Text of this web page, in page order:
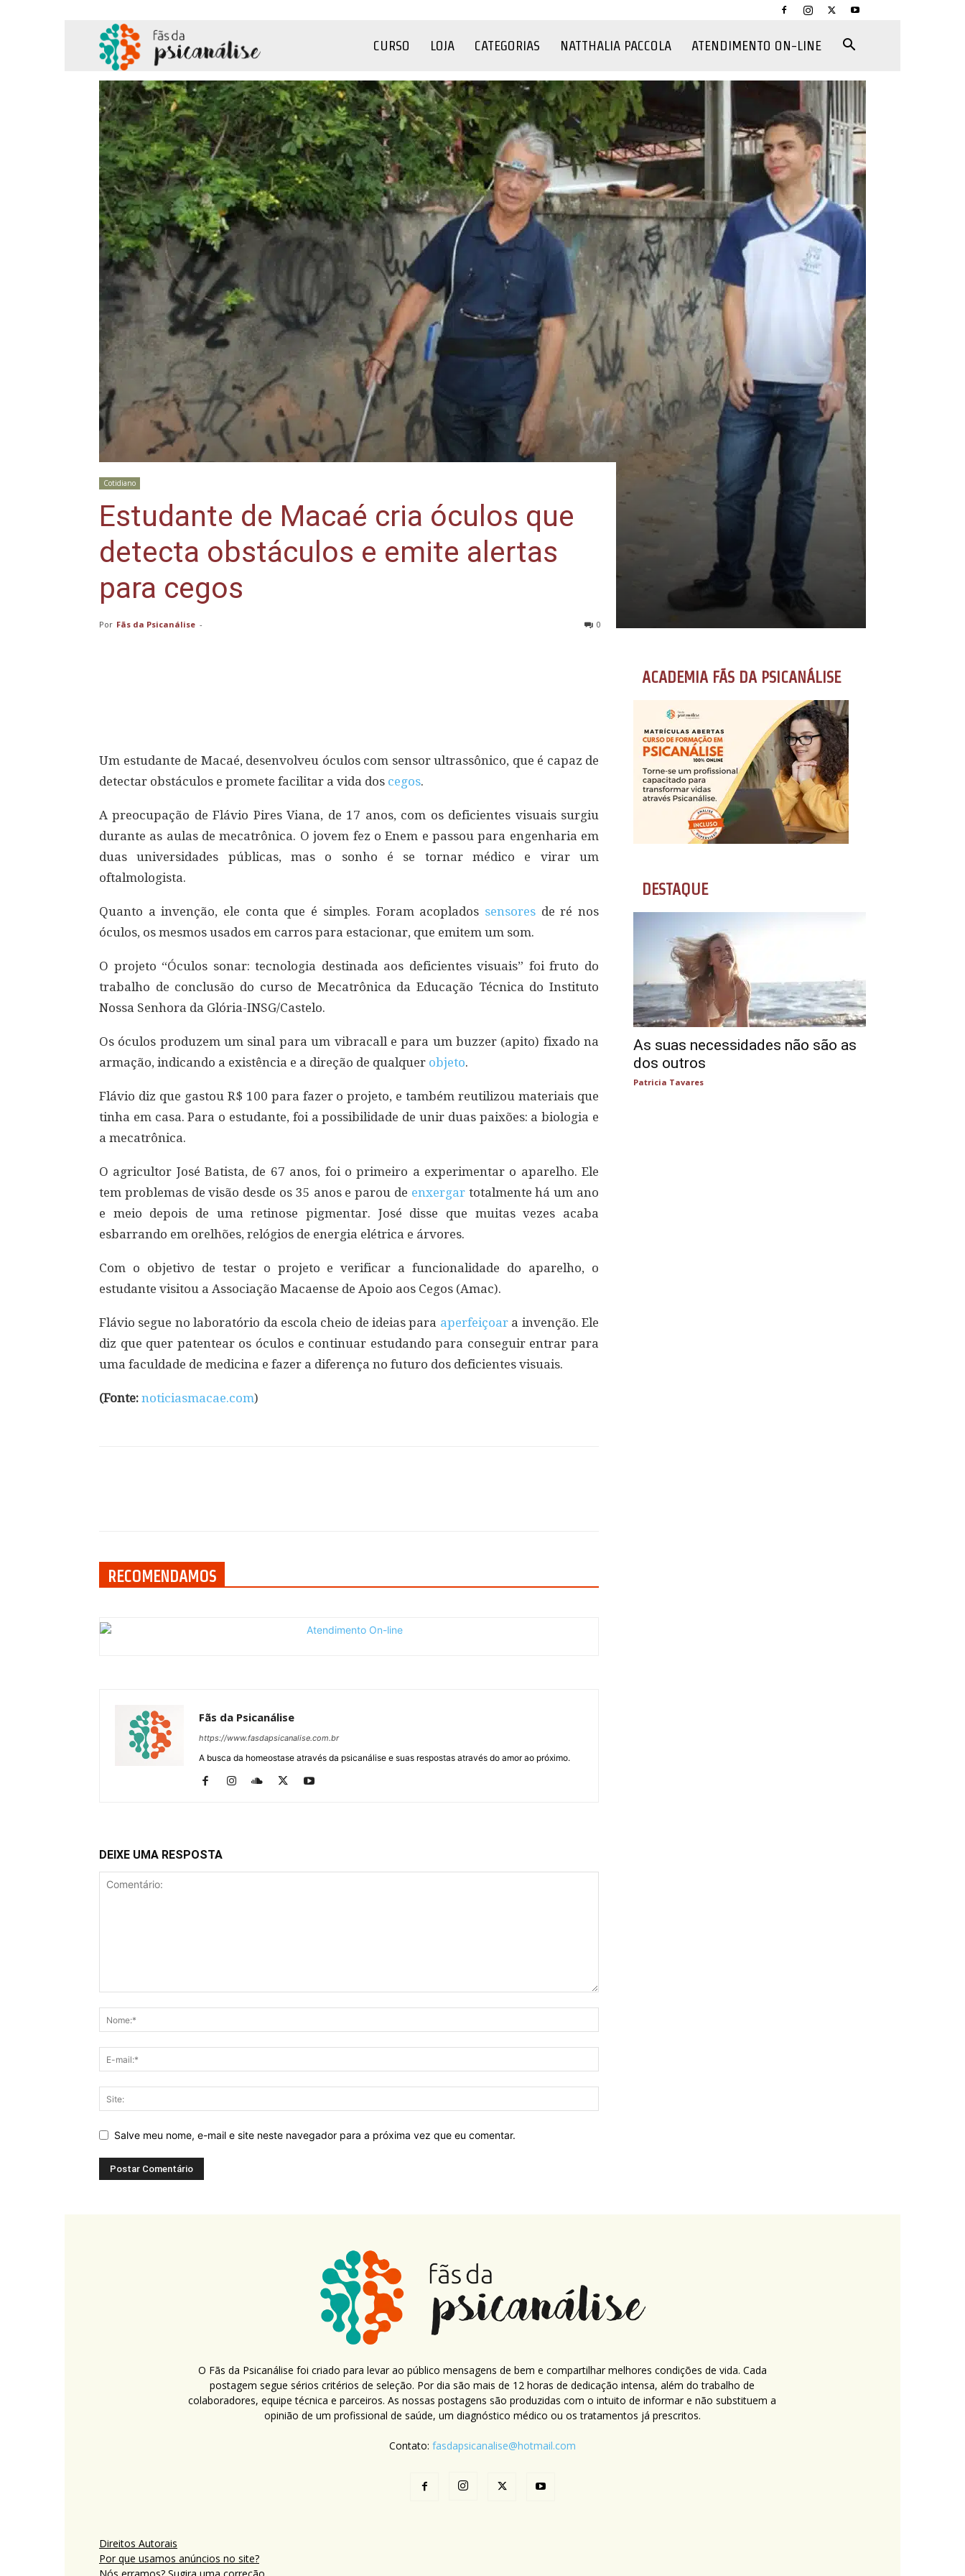
da
Psicanálise
CURSO LOJA CATEGORIAS NATTHALIA PACCOLA ATENDIMENTO ON-LINE
Cotidiano
Estudante de Macaé cria óculos que
detecta obstáculos e emite alertas
para cegos
Por Fãs da Psicanálise - 0
Um estudante de Macaé, desenvolveu óculos com sensor ultrassônico, que é capaz de
detectar obstáculos e promete facilitar a vida dos cegos.
A preocupação de Flávio Pires Viana, de 17 anos, com os deficientes visuais surgiu
durante as aulas de mecatrônica. O jovem fez o Enem e passou para engenharia em
duas universidades públicas, mas o sonho é se tornar médico e virar um
oftalmologista.
Quanto a invenção, ele conta que é simples. Foram acoplados sensoresde ré nos
óculos, os mesmos usados em carros para estacionar, que emitem um som.
O projeto “Óculos sonar: tecnologia destinada aos deficientes visuais” foi fruto do
trabalho de conclusão do curso de Mecatrônica da Educação Técnica do Instituto
Nossa Senhora da Glória-INSG/Castelo.
Os óculos produzem um sinal para um vibracall e para um buzzer (apito) fixado na
armação, indicando a existência e a direção de qualquer objeto.
Flávio diz que gastou R$ 100 para fazer o projeto, e também reutilizou materiais que
tinha em casa. Para o estudante, foi a possibilidade de unir duas paixões: a biologia e
a mecatrônica.
O agricultor José Batista, de 67 anos, foi o primeiro a experimentar o aparelho. Ele
tem problemas de visão desde os 35 anos e parou de enxergartotalmente há um ano
e meio depois de uma retinose pigmentar. José disse que muitas vezes acaba
esbarrando em orelhões, relógios de energia elétrica e árvores.
Com o objetivo de testar o projeto e verificar a funcionalidade do aparelho, o
estudante visitou a Associação Macaense de Apoio aos Cegos (Amac).
Flávio segue no laboratório da escola cheio de ideias para aperfeiçoara invenção. Ele
diz que quer patentear os óculos e continuar estudando para conseguir entrar para
uma faculdade de medicina e fazer a diferença no futuro dos deficientes visuais.
(Fonte: noticiasmacae.com)
RECOMENDAMOS
Fãs da Psicanálise
https://www.fasdapsicanalise.com.br
A busca da homeostase através da psicanálise e suas respostas através do amor ao próximo.
DEIXE UMA RESPOSTA
Salve meu nome, e-mail e site neste navegador para a próxima vez que eu comentar.
ACADEMIA FÃS DA PSICANÁLISE
DESTAQUE
As suas necessidades não são as
dos outros
Patricia Tavares
O Fãs da Psicanálise foi criado para levar ao público mensagens de bem e compartilhar melhores condições de vida. Cada
postagem segue sérios critérios de seleção. Por dia são mais de 12 horas de dedicação intensa, além do trabalho de
colaboradores, equipe técnica e parceiros. As nossas postagens são produzidas com o intuito de informar e não substituem a
opinião de um profissional de saúde, um diagnóstico médico ou os tratamentos já prescritos.
Contato: fasdapsicanalise@hotmail.com
Direitos Autorais
Por que usamos anúncios no site?
Nós erramos? Sugira uma correção.